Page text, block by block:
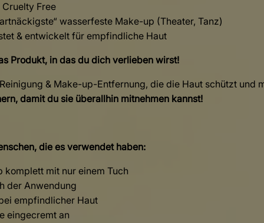
Free
wasserfeste Make-up (Theater, Tanz)
& entwickelt für empfindliche Haut
Produkt, in das du dich verlieben wirst!
& Make-up-Entfernung, die die Haut schützt und
damit du sie überallhin mitnehmen kannst!
die es verwendet haben:
komplett mit nur einem Tuch
der Anwendung
empfindlicher Haut
eingecremt an